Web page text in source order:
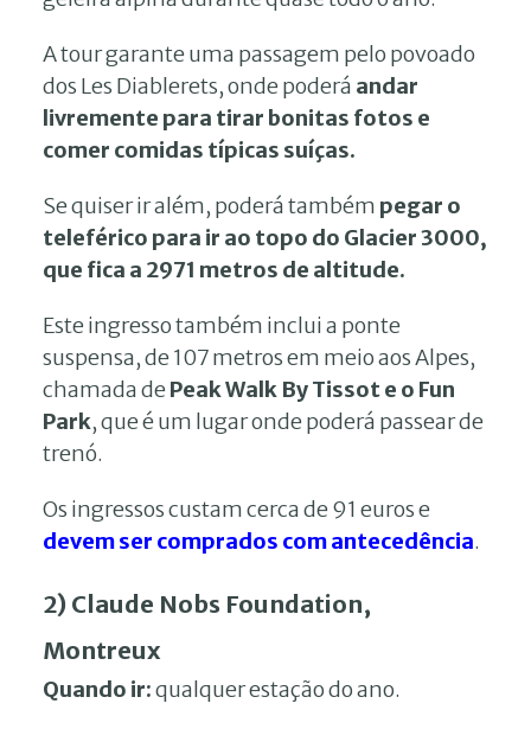
A tour garante uma passagem pelo povoado
dos Les Diablerets, onde poderá andar
livremente para tirar bonitas fotos e
comer comidas típicas suíças.
Se quiser ir além, poderá também pegar o
teleférico para ir ao topo do Glacier 3000,
que fica a 2971 metros de altitude.
Este ingresso também inclui a ponte
suspensa, de 107 metros em meio aos Alpes,
chamada dePeak Walk By Tissot e o Fun
Park, que é um lugar onde poderá passear de
trenó.
Os ingressos custam cerca de 91 euros e
devem ser comprados com antecedência.
2) Claude Nobs Foundation,
Montreux
Quando ir:qualquer estação do ano.